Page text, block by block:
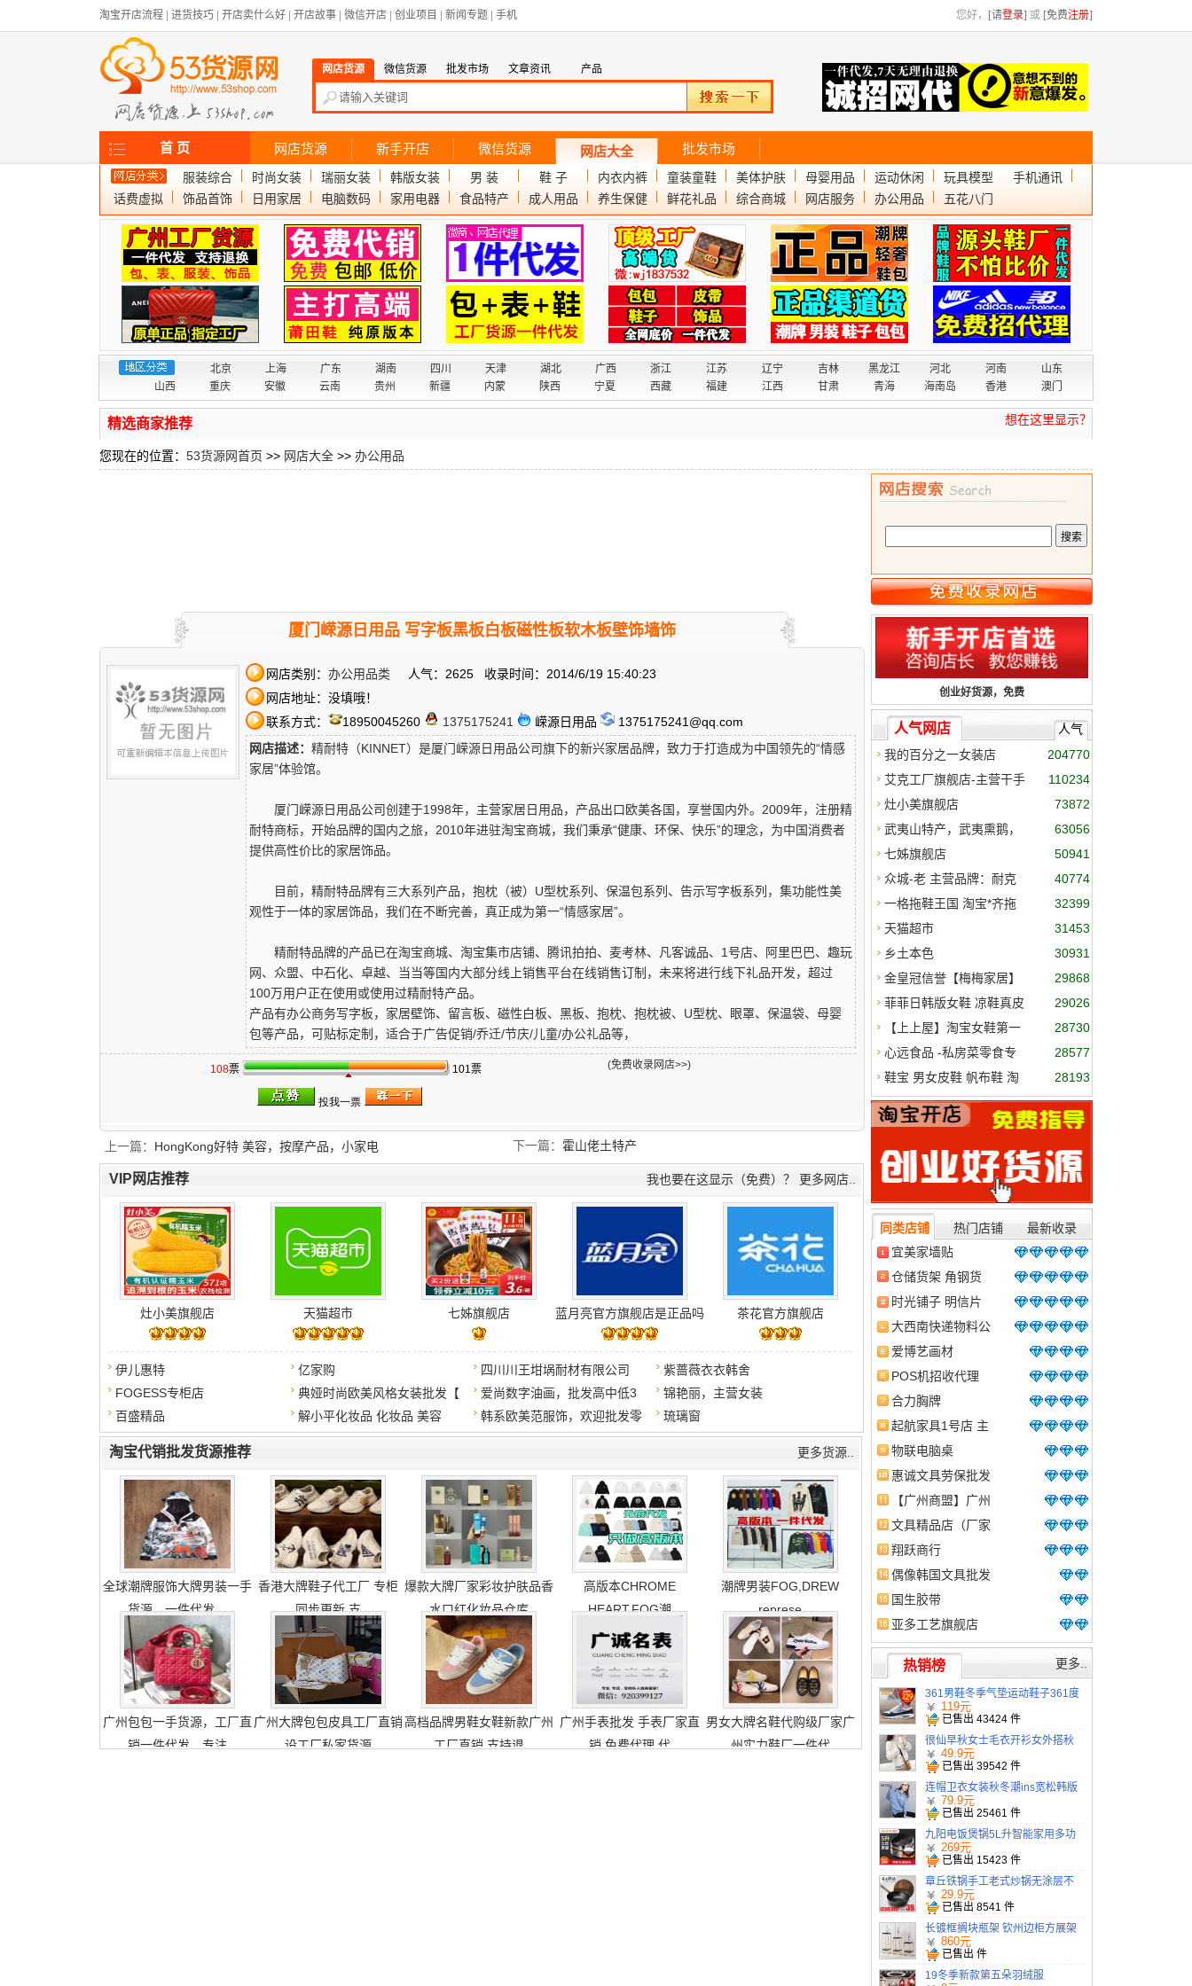
淘宝开店流程 进货技巧 开店卖什么好 开店故事 微信开店 创业项目 新闻专题 手机 您好， [请登录] 或 [免费注册]
网店货源 微信货源 批发市场 文章资讯 产品
首 页 网店货源 新手开店 微信货源 网店大全
批发市场
服装综合
时尚女装 瑞丽女装 韩版女装 男 装 鞋 子 内衣内裤 童装童鞋 美体护肤 母婴用品 运动休闲 玩具模型
手机通讯
话费虚拟
饰品首饰 日用家居 电脑数码 家用电器 食品特产 成人用品 养生保健 鲜花礼品 综合商城 网店服务 办公用品 五花八门
北京 上海 广东 湖南 四川 天津 湖北 广西 浙江 江苏 辽宁 吉林 黑龙江 河北 河南
山东
山西
重庆 安徽 云南 贵州 新疆 内蒙 陕西 宁夏 西藏 福建 江西 甘肃 青海 海南岛 香港 澳门
精选商家推荐 想在这里显示？
您现在的位置： 53货源网首页 >> 网店大全 >> 办公用品
厦门嵘源日用品 写字板黑板白板磁性板软木板壁饰墙饰
网店类别： 办公用品类 人气：2625 收录时间：2014/6/19 15:40:23
网店地址：没填哦！
联系方式：
18950045260 1375175241 嵘源日用品
1375175241@qq.com
网店描述： 精耐特（KINNET）是厦门嵘源日用品公司旗下的新兴家居品牌，致力于打造成为中国领先的“情感
家居”体验馆。
厦门嵘源日用品公司创建于1998年，主营家居日用品，产品出口欧美各国，享誉国内外。2009年，注册精
耐特商标，开始品牌的国内之旅，2010年进驻淘宝商城，我们秉承“健康、环保、快乐”的理念，为中国消费者
提供高性价比的家居饰品。
目前，精耐特品牌有三大系列产品，抱枕（被）U型枕系列、保温包系列、告示写字板系列，集功能性美
观性于一体的家居饰品，我们在不断完善，真正成为第一“情感家居”。
精耐特品牌的产品已在淘宝商城、淘宝集市店铺、腾讯拍拍、麦考林、凡客诚品、1号店、阿里巴巴、趣玩
网、众盟、中石化、卓越、当当等国内大部分线上销售平台在线销售订制，未来将进行线下礼品开发，超过
100万用户正在使用或使用过精耐特产品。
产品有办公商务写字板，家居壁饰、留言板、磁性白板、黑板、抱枕、抱枕被、U型枕、眼罩、保温袋、母婴
包等产品，可贴标定制，适合于广告促销/乔迁/节庆/儿童/办公礼品等，
108票 101票 (免费收录网店>>)
上一篇： HongKong好特 美容，按摩产品，小家电 下一篇： 霍山佬土特产
VIP网店推荐 我也要在这显示（免费）？ 更多网店..
灶小美旗舰店 天猫超市 七姊旗舰店 蓝月亮官方旗舰店是正品吗 茶花官方旗舰店
伊儿惠特 亿家购 四川川王坩埚耐材有限公司
紫蔷薇衣衣韩舍
FOGESS专柜店
典娅时尚欧美风格女装批发【 爱尚数字油画，批发高中低3
锦艳丽，主营女装
百盛精品
解小平化妆品 化妆品 美容 韩系欧美范服饰，欢迎批发零 琉璃窗
淘宝代销批发货源推荐 更多货源..
全球潮牌服饰大牌男装一手
货源，一件代发，
香港大牌鞋子代工厂 专柜
同步更新 支
爆款大牌厂家彩妆护肤品香
水口红化妆品仓库
高版本CHROME
HEART,FOG潮
潮牌男装FOG,DREW
represe
广州包包一手货源，工厂直
销一件代发，专注
广州大牌包包皮具工厂直销
设工厂私家货源
高档品牌男鞋女鞋新款广州
工厂直销 支持退
广州手表批发 手表厂家直
销 免费代理 代
男女大牌名鞋代购级厂家广
州实力鞋厂一件代
创业好货源，免费
人气网店
人气
我的百分之一女装店
204770
艾克工厂旗舰店-主营干手
器、
110234
灶小美旗舰店
73872
武夷山特产，武夷熏鹅，
熏爪，
63056
七姊旗舰店
50941
众城-老 主营品牌：耐克
40774
一格拖鞋王国 淘宝*齐拖
鞋店
32399
天猫超市
31453
乡土本色
30931
金皇冠信誉【梅梅家居】
每月近
29868
菲菲日韩版女鞋 凉鞋真皮
鞋鱼
29026
【上上屋】淘宝女鞋第一
店
28730
心远食品 -私房菜零食专
家
28577
鞋宝 男女皮鞋 帆布鞋 淘
宝
28193
同类店铺 热门店铺
最新收录
宜美家墙贴
仓储货架 角钢货
架 超市货架
时光铺子 明信片
信封 原创信纸 小
卡片等文化用品
大西南快递物料公
司
爱博艺画材
POS机招收代理
合力胸牌
起航家具1号店 主
营产品美容床 按
摩床 美容凳 推车
物联电脑桌
惠诚文具劳保批发
行
【广州商盟】广州
宏昌胶粘带厂
文具精品店（厂家
直销批发零售）
翔跃商行
偶像韩国文具批发
店
国生胶带
亚多工艺旗舰店
热销榜 更多..
361男鞋冬季气垫运动鞋子361度
男士秋季正品网皮面旅游休闲跑
步鞋
119元
已售出 43424 件
很仙早秋女士毛衣开衫女外搭秋
装2019新款学生女装针织外套春
秋潮
49.9元
已售出 39542 件
连帽卫衣女装秋冬潮ins宽松韩版
加厚加绒上衣2019新款中长款外
套
79.9元
已售出 25461 件
九阳电饭煲锅5L升智能家用多功
能柴火饭旗舰店官网正品3-4-6个
人
269元
已售出 15423 件
章丘铁锅手工老式炒锅无涂层不
粘锅家用炒菜锅电磁炉煤气灶专
用锅
29.9元
已售出 8541 件
长镀框搁块瓶架 钦州边柜方展架
玉林后现代板家具
860元
已售出 件
19冬季新款第五朵羽绒服